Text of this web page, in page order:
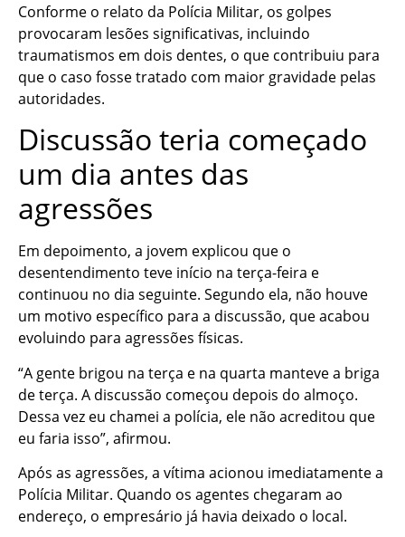
Conforme o relato da Polícia Militar, os golpes
provocaram lesões significativas, incluindo
traumatismos em dois dentes, o que contribuiu para
que o caso fosse tratado com maior gravidade pelas
autoridades.
Discussão teria começado
um dia antes das
agressões
Em depoimento, a jovem explicou que o
desentendimento teve início na terça-feira e
continuou no dia seguinte. Segundo ela, não houve
um motivo específico para a discussão, que acabou
evoluindo para agressões físicas.
“A gente brigou na terça e na quarta manteve a briga
de terça. A discussão começou depois do almoço.
Dessa vez eu chamei a polícia, ele não acreditou que
eu faria isso”, afirmou.
Após as agressões, a vítima acionou imediatamente a
Polícia Militar. Quando os agentes chegaram ao
endereço, o empresário já havia deixado o local.